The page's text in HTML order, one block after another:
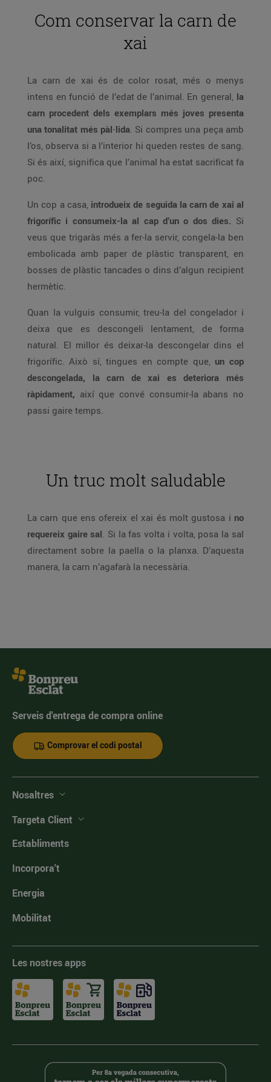
Com conservar la carn de
xai
La carn de xai és de color rosat, més o menys
intens en funció de l’edat de l’animal. En general, la
carn procedent dels exemplars més joves presenta
una tonalitat més pàl·lida. Si compres una peça amb
l’os, observa si a l’interior hi queden restes de sang.
Si és així, significa que l’animal ha estat sacrificat fa
poc.
Un cop a casa, introdueix de seguida la carn de xai al
frigorífic i consumeix-la al cap d’un o dos dies. Si
veus que trigaràs més a fer-la servir, congela-la ben
embolicada amb paper de plàstic transparent, en
bosses de plàstic tancades o dins d’algun recipient
hermètic.
Quan la vulguis consumir, treu-la del congelador i
deixa que es descongeli lentament, de forma
natural. El millor és deixar-la descongelar dins el
frigorífic. Això sí, tingues en compte que, un cop
descongelada, la carn de xai es deteriora més
ràpidament, així que convé consumir-la abans no
passi gaire temps.
Un truc molt saludable
La carn que ens ofereix el xai és molt gustosa i no
requereix gaire sal. Si la fas volta i volta, posa la sal
directament sobre la paella o la planxa. D’aquesta
manera, la carn n’agafarà la necessària.
Serveis d'entrega de compra online
Comprovar el codi postal
Nosaltres
Targeta Client
Establiments
Incorpora't
Energia
Mobilitat
Les nostres apps